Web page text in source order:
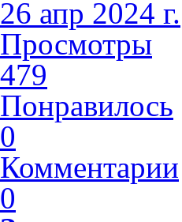
26 апр 2024 г.
Просмотры
479
Понравилось
0
Комментарии
0